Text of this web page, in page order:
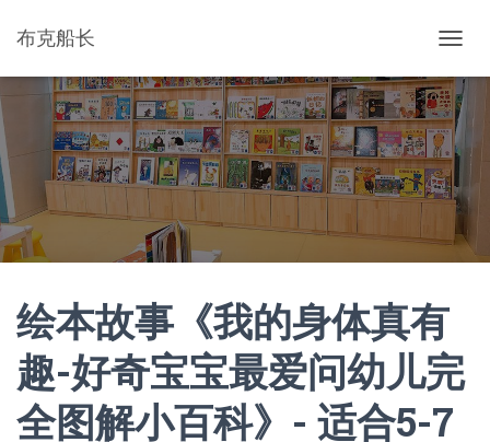
布克船长
换
导
航
绘本故事《我的身体真有
趣-好奇宝宝最爱问幼儿完
全图解小百科》- 适合5-7